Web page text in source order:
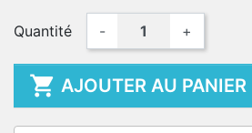
Quantité - +
 AJOUTER AU PANIER